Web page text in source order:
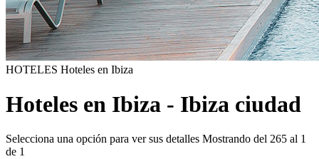
HOTELES Hoteles en Ibiza
Hoteles en Ibiza - Ibiza ciudad
Selecciona una opción para ver sus detalles Mostrando del 265 al 1
de 1